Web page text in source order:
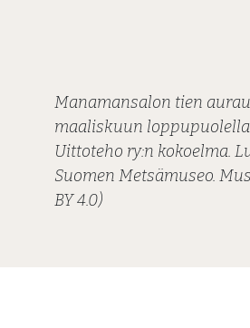
Manamansalon tien
maaliskuun loppupuolella
Uittoteho ry:n kokoelma.
Suomen Metsämuseo.
BY 4.0)